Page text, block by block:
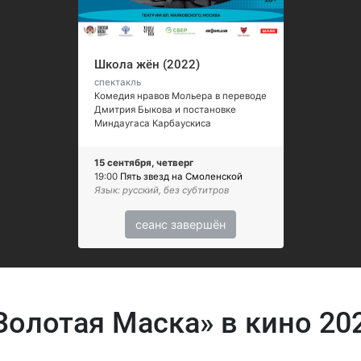
Школа жён (2022)
спектакль
Комедия нравов Мольера в переводе
Дмитрия Быкова и постановке
Миндаугаса Карбаускиса
15 сентября, четверг
19:00 Пять звезд на Смоленской
Язык: русский, без субтитров
сеанс завершён
Маска» в кино